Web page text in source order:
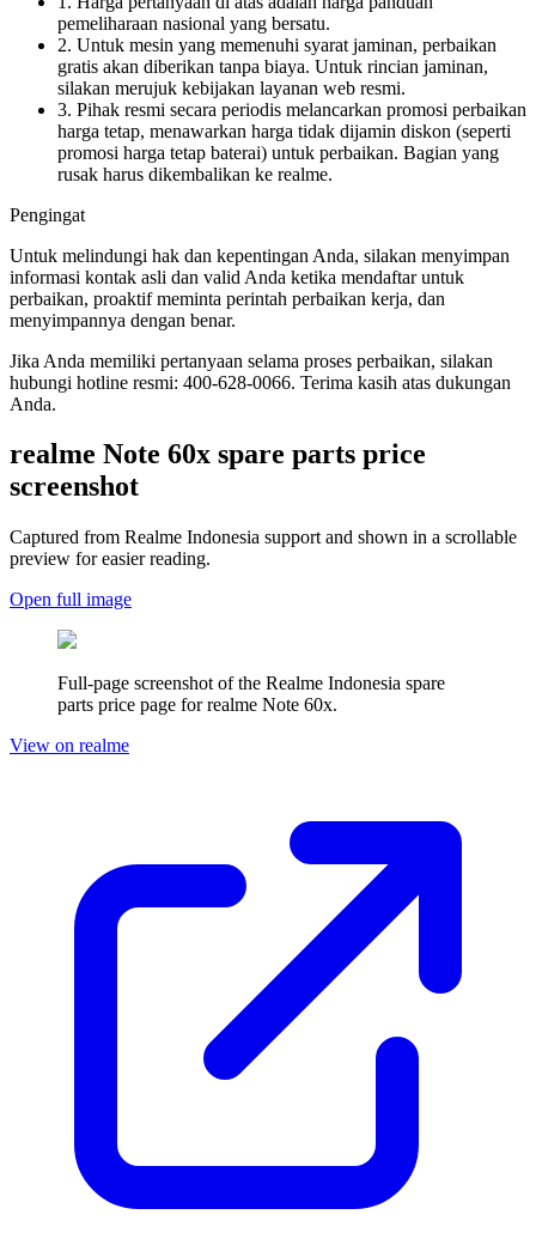
pemeliharaan nasional yang bersatu.
2. Untuk mesin yang memenuhi syarat jaminan, perbaikan
gratis akan diberikan tanpa biaya. Untuk rincian jaminan,
silakan merujuk kebijakan layanan web resmi.
3. Pihak resmi secara periodis melancarkan promosi perbaikan
harga tetap, menawarkan harga tidak dijamin diskon (seperti
promosi harga tetap baterai) untuk perbaikan. Bagian yang
rusak harus dikembalikan ke realme.
Pengingat
Untuk melindungi hak dan kepentingan Anda, silakan menyimpan
informasi kontak asli dan valid Anda ketika mendaftar untuk
perbaikan, proaktif meminta perintah perbaikan kerja, dan
menyimpannya dengan benar.
Jika Anda memiliki pertanyaan selama proses perbaikan, silakan
hubungi hotline resmi: 400-628-0066. Terima kasih atas dukungan
Anda.
realme Note 60x spare parts price
screenshot
Captured from Realme Indonesia support and shown in a scrollable
preview for easier reading.
Open full image
Full-page screenshot of the Realme Indonesia spare
parts price page forrealme Note 60x.
View on realme